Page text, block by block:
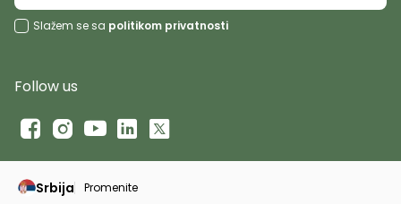
Slažem se sa politikom privatnosti
Follow us
Srbija Promenite
Promeni instancu sajta, posetite sajtove za druge